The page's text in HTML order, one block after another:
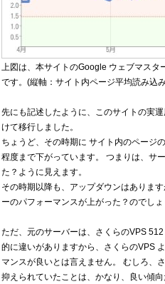
上図は、本サイトのGoogle ウェブマスタ
です。(縦軸：サイト内ページ平均読み込
先にも記述したように、このサイトの実
けて移行しました。
ちょうど、その時期に サイト内のページ
程度まで下がっています。 つまりは、サ
た？ように見えます。
その時期以降も、アップダウンはありま
ーのパフォーマンスが上がった？のでしょ
ただ、元のサーバーは、さくらのVPS
的に違いがありますから、さくらのVPS
マンスが良いとは言えません。 むしろ、
抑えられていたことは、かなり、良い傾